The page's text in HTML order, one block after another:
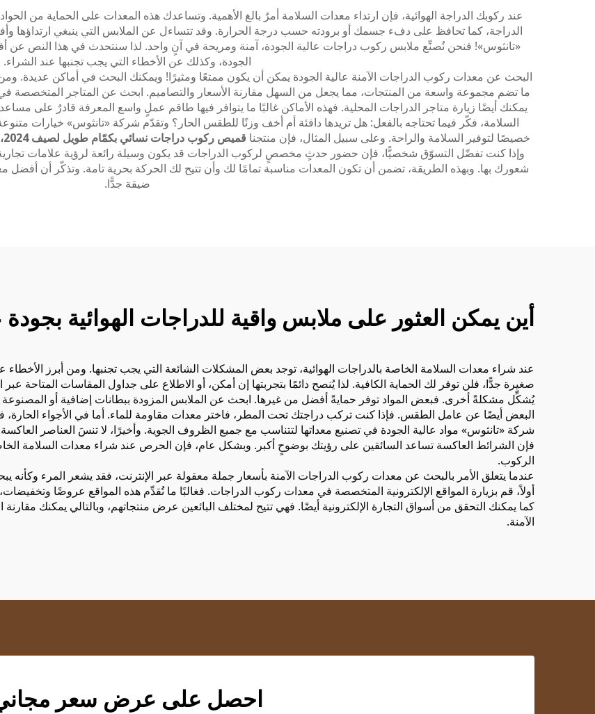
عند ركوبك الدراجة الهوائية، فإن ارتداء معدات السلامة أمرٌ بالغ الأهمية. وتساعدك هذه المعدات على الحماية
الدراجة، كما تحافظ على دفء جسمك أو برودته حسب درجة الحرارة. وقد تتساءل عن الملابس التي ينبغي ارتداؤها
«تانثوس»! فنحن نُصنِّع ملابس ركوب دراجات عالية الجودة، آمنة ومريحة في آنٍ واحد. لذا سنتحدث في هذا النص عن
الجودة، وكذلك عن الأخطاء التي يجب تجنبها عند الشراء.
البحث عن معدات ركوب الدراجات الآمنة عالية الجودة يمكن أن يكون ممتعًا ومثيرًا! ويمكنك البحث في أماكن عديدة. ومن
ما تضم مجموعة واسعة من المنتجات، مما يجعل من السهل مقارنة الأسعار والتصاميم. ابحث عن المتاجر المتخصصة في
يمكنك أيضًا زيارة متاجر الدراجات المحلية. فهذه الأماكن غالبًا ما يتوافر فيها طاقم عملٍ واسع المعرفة قادرٌ على
السلامة، فكّر فيما تحتاجه بالفعل: هل تريدها دافئة أم أخف وزنًا للطقس الحار؟ وتقدّم شركة «تانثوس» خيارات
خصيصًا لتوفير السلامة والراحة. وعلى سبيل المثال، فإن منتجنا قميص ركوب دراجات نسائي بكمّام طويل لصيف 2024، الموديل SSZ238
وإذا كنت تفضّل التسوّق شخصيًّا، فإن حضور حدثٍ مخصصٍ لركوب الدراجات قد يكون وسيلة رائعة لرؤية علامات
شعورك بها. وبهذه الطريقة، تضمن أن تكون المعدات مناسبة تمامًا لك وأن تتيح لك الحركة بحرية تامة. وتذكّر أن
ضيقة جدًّا.
أين يمكن العثور على ملابس واقية للدراجات الهوائية
عند شراء معدات السلامة الخاصة بالدراجات الهوائية، توجد بعض المشكلات الشائعة التي يجب تجنبها. ومن أبرز
صغيرة جدًّا، فلن توفر لك الحماية الكافية. لذا يُنصح دائمًا بتجربتها إن أمكن، أو الاطلاع على جداول المقاسات المتاحة
يُشكِّل مشكلةً أخرى. فبعض المواد توفر حمايةً أفضل من غيرها. ابحث عن الملابس المزودة ببطانات إضافية أو
البعض أيضًا عن عامل الطقس. فإذا كنت تركب دراجتك تحت المطر، فاختر معدات مقاومة للماء. أما في الأجواء
شركة «تانثوس» مواد عالية الجودة في تصنيع معداتها لتتناسب مع جميع الظروف الجوية. وأخيرًا، لا تنسَ العناصر
فإن الشرائط العاكسة تساعد السائقين على رؤيتك بوضوحٍ أكبر. وبشكل عام، فإن الحرص عند شراء معدات السلامة الخاصة
الركوب.
عندما يتعلق الأمر بالبحث عن معدات ركوب الدراجات الآمنة بأسعار جملة معقولة عبر الإنترنت، فقد يشعر المرء
أولاً، قم بزيارة المواقع الإلكترونية المتخصصة في معدات ركوب الدراجات. فغالبًا ما تُقدِّم هذه المواقع عروضًا
كما يمكنك التحقق من أسواق التجارة الإلكترونية أيضًا. فهي تتيح لمختلف البائعين عرض منتجاتهم، وبالتالي يمكنك
الآمنة.
احصل على عرض سعر